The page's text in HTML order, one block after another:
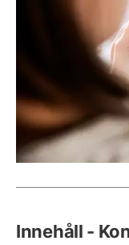
Innehåll -